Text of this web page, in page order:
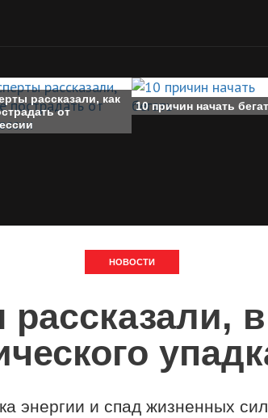
рассказали, как
от
10 причин начать
НОВОСТИ
энергии и спад жизненных